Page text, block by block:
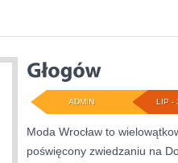
LIP -
ADMIN
Moda Wrocław to
poświęcony zwiedzaniu na